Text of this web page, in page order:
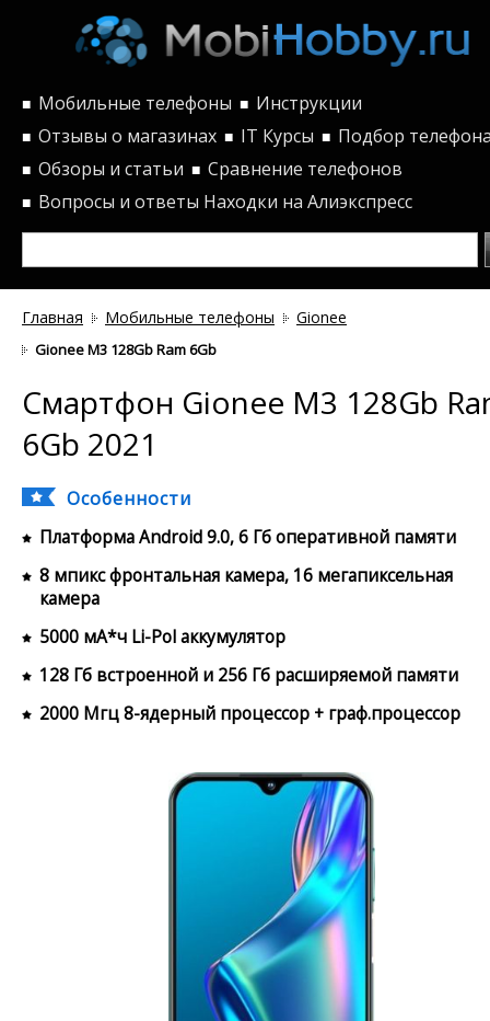
■ Мобильные телефоны ■ Инструкции
■ Отзывы о магазинах ■ IT Курсы ■ Подбор
■ Обзоры и статьи ■ Сравнение телефонов
■ Вопросы и ответы Находки на Алиэкспресс
Главная Мобильные телефоны Gionee
Gionee M3 128Gb Ram 6Gb
Смартфон Gionee M3 128Gb
6Gb 2021
Особенности
Платформа Android 9.0, 6 Гб оперативной памяти
8 мпикс фронтальная камера, 16 мегапиксельная
камера
5000 мА*ч Li-Pol аккумулятор
128 Гб встроенной и 256 Гб расширяемой памяти
2000 Мгц 8-ядерный процессор + граф.процессор